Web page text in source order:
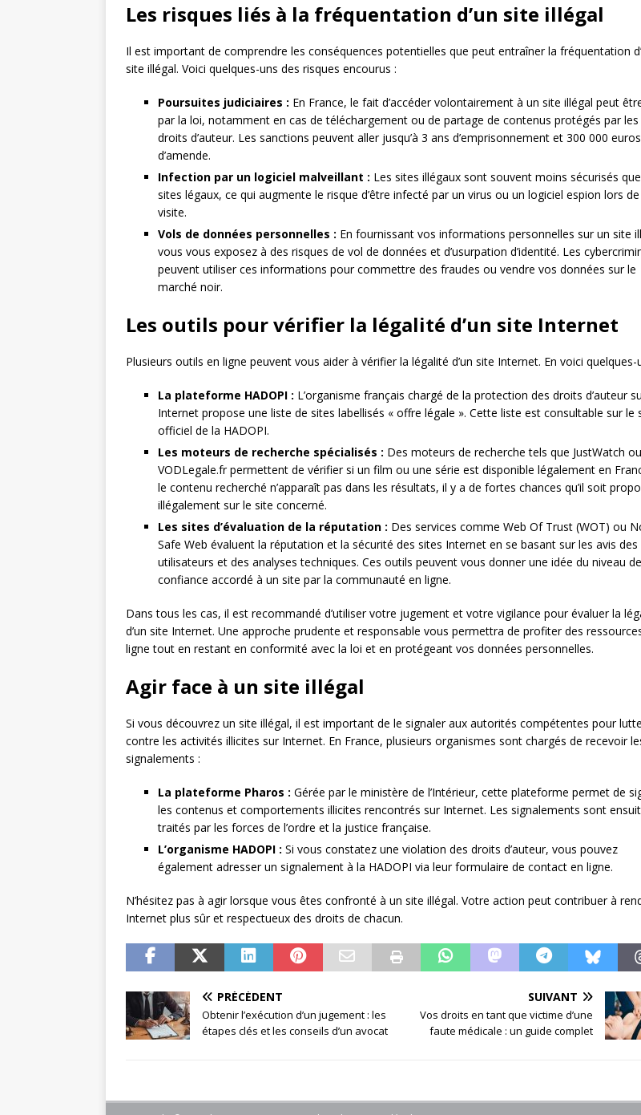
Les risques liés à la fréquentation d’un site illégal
Il est important de comprendre les conséquences potentielles que peut entraîner la fréquentation
site illégal. Voici quelques-uns des risques encourus :
Poursuites judiciaires : En France, le fait d’accéder volontairement à un site illégal peut
par la loi, notamment en cas de téléchargement ou de partage de contenus protégés par les
droits d’auteur. Les sanctions peuvent aller jusqu’à 3 ans d’emprisonnement et 300 000 euros
d’amende.
Infection par un logiciel malveillant : Les sites illégaux sont souvent moins sécurisés
sites légaux, ce qui augmente le risque d’être infecté par un virus ou un logiciel espion lors
visite.
Vols de données personnelles : En fournissant vos informations personnelles sur un site
vous vous exposez à des risques de vol de données et d’usurpation d’identité. Les
peuvent utiliser ces informations pour commettre des fraudes ou vendre vos données sur le
marché noir.
Les outils pour vérifier la légalité d’un site Internet
Plusieurs outils en ligne peuvent vous aider à vérifier la légalité d’un site Internet. En voici quelques-
La plateforme HADOPI : L’organisme français chargé de la protection des droits d’auteur
Internet propose une liste de sites labellisés « offre légale ». Cette liste est consultable sur le
officiel de la HADOPI.
Les moteurs de recherche spécialisés : Des moteurs de recherche tels que JustWatch ou
VODLegale.fr permettent de vérifier si un film ou une série est disponible légalement en
le contenu recherché n’apparaît pas dans les résultats, il y a de fortes chances qu’il soit
illégalement sur le site concerné.
Les sites d’évaluation de la réputation : Des services comme Web Of Trust (WOT) ou
Safe Web évaluent la réputation et la sécurité des sites Internet en se basant sur les avis des
utilisateurs et des analyses techniques. Ces outils peuvent vous donner une idée du niveau de
confiance accordé à un site par la communauté en ligne.
Dans tous les cas, il est recommandé d’utiliser votre jugement et votre vigilance pour évaluer la
d’un site Internet. Une approche prudente et responsable vous permettra de profiter des
ligne tout en restant en conformité avec la loi et en protégeant vos données personnelles.
Agir face à un site illégal
Si vous découvrez un site illégal, il est important de le signaler aux autorités compétentes pour
contre les activités illicites sur Internet. En France, plusieurs organismes sont chargés de recevoir
signalements :
La plateforme Pharos : Gérée par le ministère de l’Intérieur, cette plateforme permet de
les contenus et comportements illicites rencontrés sur Internet. Les signalements sont
traités par les forces de l’ordre et la justice française.
L’organisme HADOPI : Si vous constatez une violation des droits d’auteur, vous pouvez
également adresser un signalement à la HADOPI via leur formulaire de contact en ligne.
N’hésitez pas à agir lorsque vous êtes confronté à un site illégal. Votre action peut contribuer à
Internet plus sûr et respectueux des droits de chacun.
PRÉCÉDENT
Obtenir l’exécution d’un jugement : les
étapes clés et les conseils d’un avocat
SUIVANT
Vos droits en tant que victime d’une
faute médicale : un guide complet